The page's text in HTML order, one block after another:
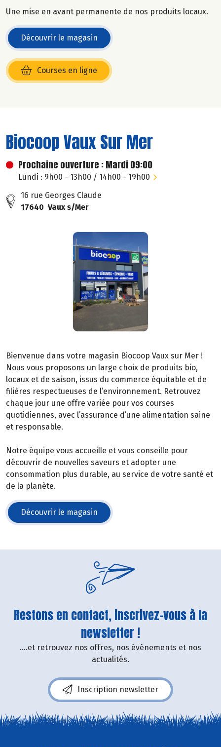
Une mise en avant permanente de nos produits locaux.
Découvrir le magasin
Courses en ligne
(s’ouvre dans une nouvelle fenêtre)
Biocoop Vaux Sur Mer
Prochaine ouverture : Mardi 09:00
Lundi : 9h00 - 13h00 / 14h00 - 19h00
16 rue Georges Claude
17640 Vaux s/Mer
Bienvenue dans votre magasin Biocoop Vaux sur Mer !
Nous vous proposons un large choix de produits bio,
locaux et de saison, issus du commerce équitable et de
filières respectueuses de l’environnement. Retrouvez
chaque jour une offre variée pour vos courses
quotidiennes, avec l’assurance d’une alimentation saine
et responsable.
Notre équipe vous accueille et vous conseille pour
découvrir de nouvelles saveurs et adopter une
consommation plus durable, au service de votre santé et
de la planète.
Découvrir le magasin
Restons en contact, inscrivez-vous à la
newsletter !
....et retrouvez nos offres, nos événements et nos
actualités.
Inscription newsletter